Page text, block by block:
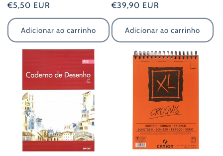
Preço
normal
€5,50 EUR
Adicionar ao carrinho
Preço
normal
€39,90 EUR
Adicionar ao carrinho